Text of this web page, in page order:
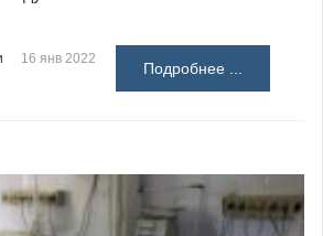
16 янв 2022
Подробнее ...